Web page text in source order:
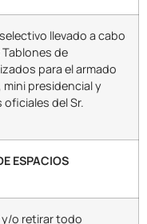
llevado a cabo
Tablones de
para el armado
presidencial y
del Sr.
ESPACIOS
o retirar todo